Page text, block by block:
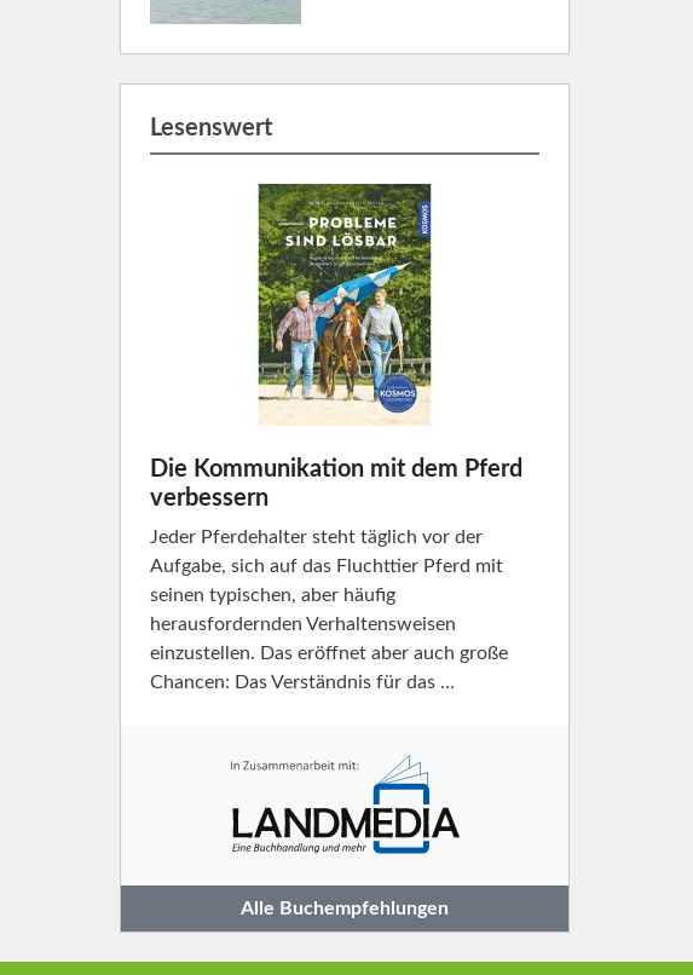
Lesenswert
Die Kommunikation mit dem Pferd
verbessern
Jeder Pferdehalter steht täglich vor der
Aufgabe, sich auf das Fluchttier Pferd mit
seinen typischen, aber häufig
herausfordernden Verhaltensweisen
einzustellen. Das eröffnet aber auch große
Chancen: Das Verständnis für das …
Alle Buchempfehlungen